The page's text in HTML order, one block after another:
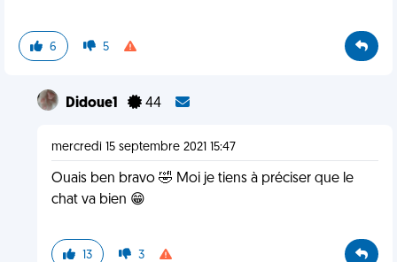
6 5
Didoue1 44
mercredi 15 septembre 2021 15:47
Ouais ben bravo 🤣 Moi je tiens à préciser que le
chat va bien 😁
13 3